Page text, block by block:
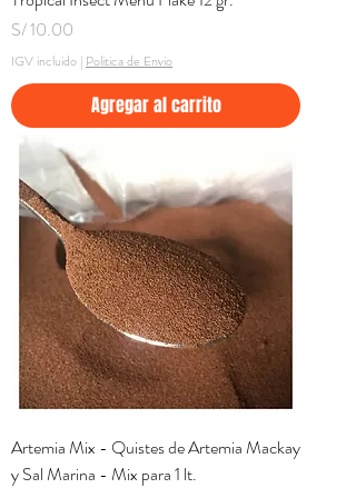
Precio
S/ 10.00
IGV incluido | Politica de Envio
Agregar al carrito
Artemia Mix - Quistes de Artemia Mackay
y Sal Marina - Mix para 1 lt.